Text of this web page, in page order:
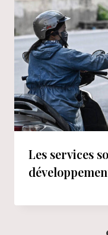
Les services